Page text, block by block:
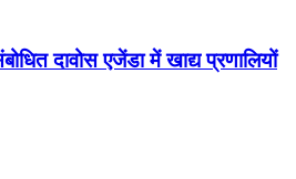
दावोस एजेंडा में खाद्य प्रणालियों